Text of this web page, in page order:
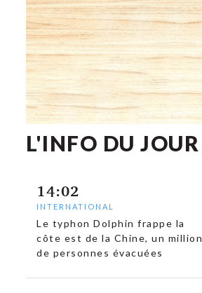
L'INFO DU JOUR
14:02
INTERNATIONAL
Le typhon Dolphin frappe la
côte est de la Chine, un million
de personnes évacuées